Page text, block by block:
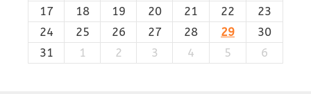
17
18 19 20 21 22
23
24
25 26 27 28 29
30
31
1 2 3 4 5 6